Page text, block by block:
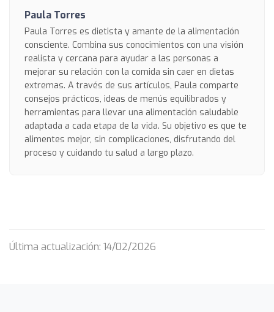
Paula Torres
Paula Torres es dietista y amante de la alimentación
consciente. Combina sus conocimientos con una visión
realista y cercana para ayudar a las personas a
mejorar su relación con la comida sin caer en dietas
extremas. A través de sus artículos, Paula comparte
consejos prácticos, ideas de menús equilibrados y
herramientas para llevar una alimentación saludable
adaptada a cada etapa de la vida. Su objetivo es que te
alimentes mejor, sin complicaciones, disfrutando del
proceso y cuidando tu salud a largo plazo.
Última actualización: 14/02/2026